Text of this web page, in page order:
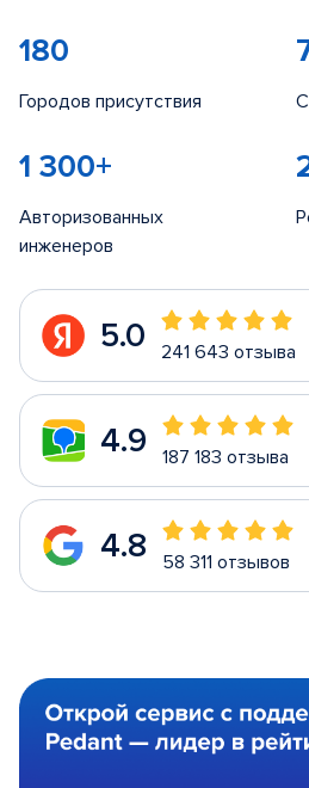
180
Городов присутствия
1 300+
Авторизованных
инженеров
5.0 241 643 отзыва
4.9 187 183 отзыва
4.8 58 311 отзывов